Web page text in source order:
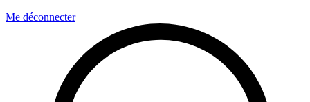
Me déconnecter